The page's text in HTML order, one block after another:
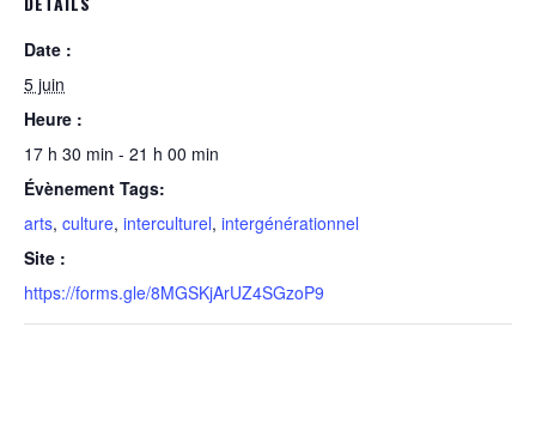
Date :
5 juin
Heure :
17 h 30 min - 21 h 00 min
Évènement Tags:
arts, culture, interculturel, intergénérationnel
Site :
https://forms.gle/8MGSKjArUZ4SGzoP9